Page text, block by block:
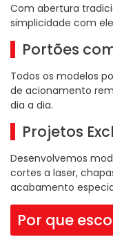
Com abertura
simplicidade com
Portões
Todos os modelos
de acionamento
dia a dia.
Projetos
Desenvolvemos
cortes a laser,
acabamento
Por que